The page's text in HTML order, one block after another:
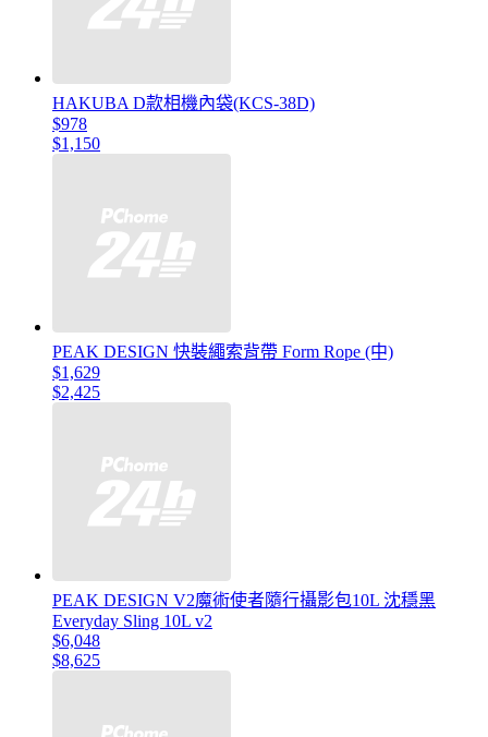
HAKUBA D款相機內袋(KCS-38D)
$978
$1,150
PEAK DESIGN 快裝繩索背帶 Form Rope (中)
$1,629
$2,425
PEAK DESIGN V2魔術使者隨行攝影包10L 沈穩黑
Everyday Sling 10L v2
$6,048
$8,625